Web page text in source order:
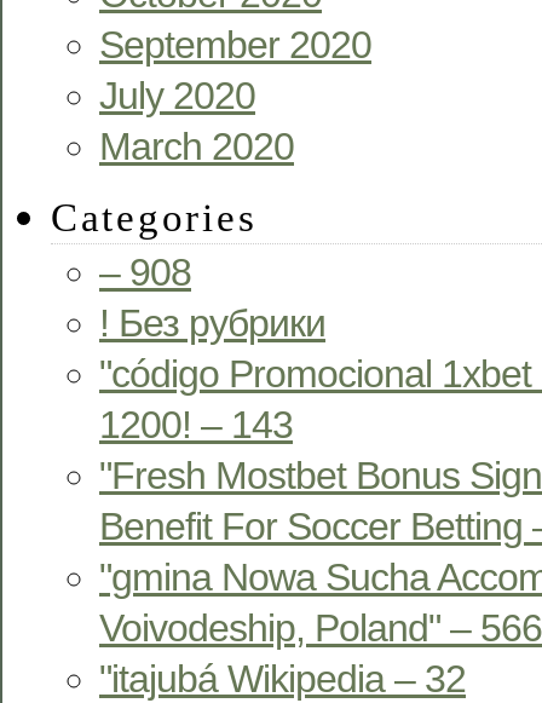
September 2020
July 2020
March 2020
Categories
– 908
! Без рубрики
"código Promocional
1200! – 143
"Fresh Mostbet Bonus
Benefit For Soccer Betting
"gmina Nowa Sucha
Voivodeship, Poland" – 566
"itajubá Wikipedia – 32